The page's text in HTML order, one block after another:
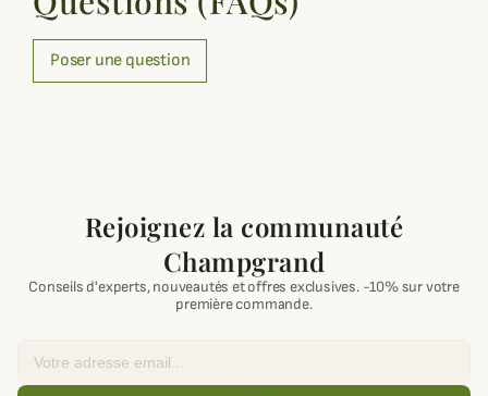
Poser une question
Rejoignez la communauté
Champgrand
Conseils d'experts, nouveautés et offres exclusives. -10% sur votre
première commande.